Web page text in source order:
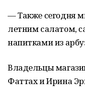
— Также сегодня
летним салатом,
напитками из
Владельцы
Фаттах и Ирина